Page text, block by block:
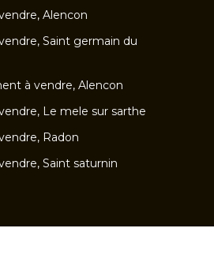
Alencon
Saint germain du
à vendre, Alencon
Le mele sur sarthe
Radon
Saint saturnin